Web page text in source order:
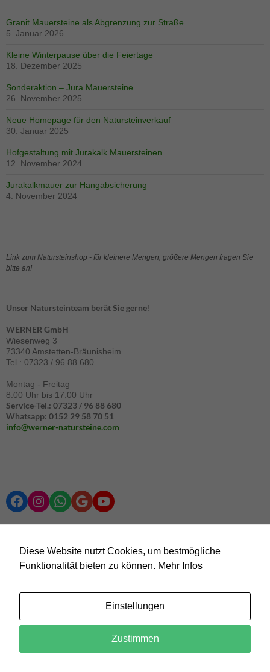
Granit Mauersteine als Abgrenzung zur Straße
5. Januar 2026
Kleine Winterpause über die Feiertage
18. Dezember 2025
Sonderaktion – Jura Mauersteine
26. November 2025
Neue Homepage für den Natursteinverkauf
30. Januar 2025
Hofgestaltung mit Jurakalk Mauersteinen
12. November 2024
Jurakalkmauer zur Hangabsicherung
4. November 2024
Link zum Natursteinshop - für kleinere Mengen, größere Mengen fragen Sie
bitte an!
Unser Natursteinteam berät Sie gerne!
WERNER GmbH
Wiesenweg 3
73340 Amstetten-Bräunisheim
Tel.: 07323 / 96 88 680
Montag - Freitag
8.00 Uhr bis 17:00 Uhr
Service-Tel.: 07323 / 96 88 680
Whatsapp: 0152 29 58 70 51
info@werner-natursteine.com
Facebook Instagram WhatsApp Google YouTube
Link zu den verschiedenen Steinarten
Diese Website nutzt Cookies, um bestmögliche
Funktionalität bieten zu können. Mehr Infos
Einstellungen
Zustimmen